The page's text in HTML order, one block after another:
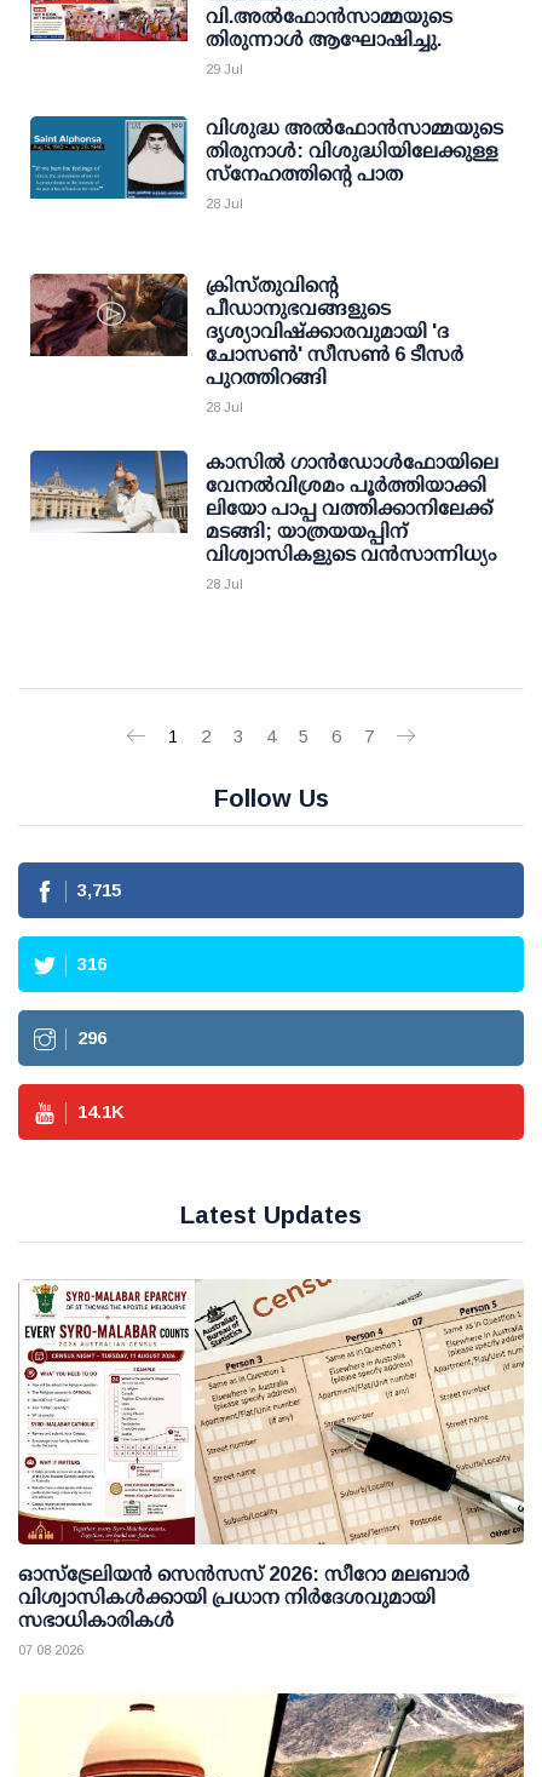
വി.അൽഫോൻസാമ്മയുടെ
തിരുന്നാൾ ആഘോഷിച്ചു.
29 Jul
വിശുദ്ധ അൽഫോൻസാമ്മയുടെ
തിരുനാൾ: വിശുദ്ധിയിലേക്കുള്ള
സ്നേഹത്തിന്റെ പാത
28 Jul
ക്രിസ്തുവിന്റെ
പീഡാനുഭവങ്ങളുടെ
ദൃശ്യാവിഷ്ക്കാരവുമായി 'ദ
ചോസൺ' സീസൺ 6 ടീസര്‍
പുറത്തിറങ്ങി
28 Jul
കാസിൽ ഗാൻഡോൾഫോയിലെ
വേനൽവിശ്രമം പൂർത്തിയാക്കി
ലിയോ പാപ്പ വത്തിക്കാനിലേക്ക്
മടങ്ങി; യാത്രയയപ്പിന്
വിശ്വാസികളുടെ വൻസാന്നിധ്യം
28 Jul
1 2 3 4 5 6 7
Follow Us
3,715
316
296
14.1K
Latest Updates
ഓസ്ട്രേലിയൻ സെൻസസ് 2026: സീറോ മലബാർ
വിശ്വാസികൾക്കായി പ്രധാന നിർദേശവുമായി
സഭാധികാരികൾ
07 08 2026